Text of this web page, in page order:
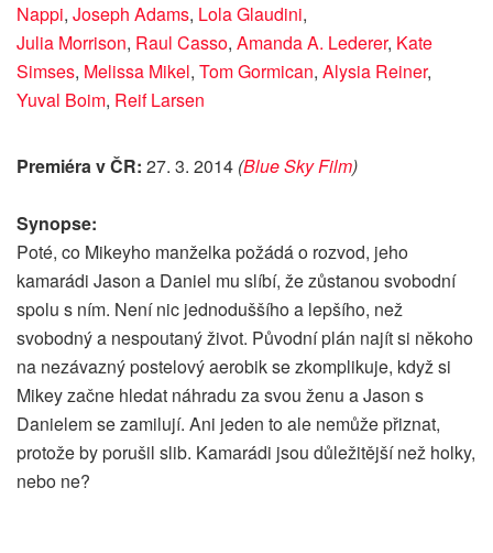
Nappi, Joseph Adams, Lola Glaudini,
Julia Morrison, Raul Casso, Amanda A. Lederer, Kate
Simses, Melissa Mikel, Tom Gormican, Alysia Reiner,
Yuval Boim, Reif Larsen
Premiéra v ČR: 27. 3. 2014 (Blue Sky Film)
Synopse:
Poté, co Mikeyho manželka požádá o rozvod, jeho
kamarádi Jason a Daniel mu slíbí, že zůstanou svobodní
spolu s ním. Není nic jednoduššího a lepšího, než
svobodný a nespoutaný život. Původní plán najít si někoho
na nezávazný postelový aerobik se zkomplikuje, když si
Mikey začne hledat náhradu za svou ženu a Jason s
Danielem se zamilují. Ani jeden to ale nemůže přiznat,
protože by porušil slib. Kamarádi jsou důležitější než holky,
nebo ne?